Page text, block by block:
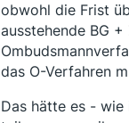
obwohl die Frist
ausstehende BG
das O-Verfahren
Das hätte es - wie